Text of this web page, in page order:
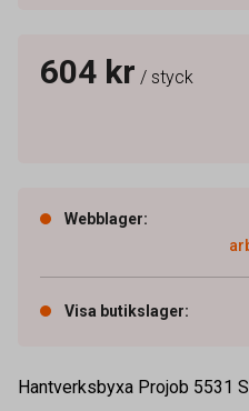
604 kr / styck
Webblager:
Visa butikslager:
Hantverksbyxa Projob 5531